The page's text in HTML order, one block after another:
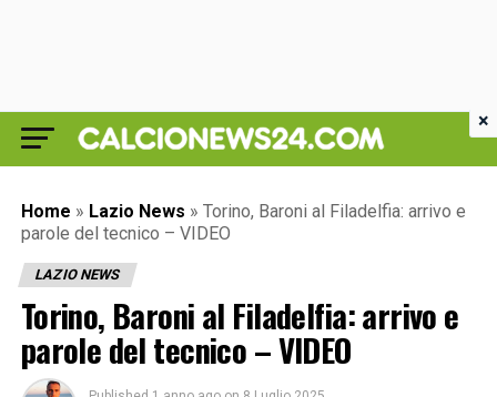
Home » Lazio News » Torino, Baroni al Filadelfia: arrivo e
parole del tecnico – VIDEO
LAZIO NEWS
Torino, Baroni al Filadelfia: arrivo e
parole del tecnico – VIDEO
×